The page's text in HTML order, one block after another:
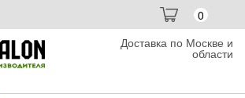
0
Доставка по Москве и
области